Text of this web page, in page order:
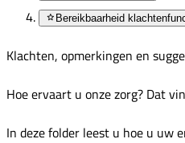
Bereikbaarheid
Klachten, opmerkingen en
Hoe ervaart u onze zorg? Dat
In deze folder leest u hoe u uw